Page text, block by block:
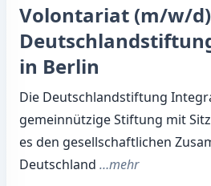
Volontariat (m/w/
in Berlin
Die Deutschlandstiftung
gemeinnützige Stiftung mit
es den gesellschaftlichen
Deutschland …mehr